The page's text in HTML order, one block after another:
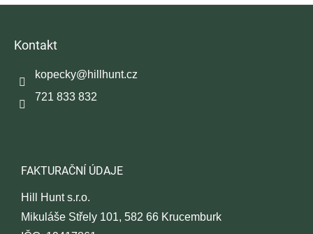
Kontakt
kopecky@hillhunt.cz
721 833 832
FAKTURAČNÍ ÚDAJE
Hill Hunt s.r.o.
Mikuláše Střely 101, 582 66 Krucemburk